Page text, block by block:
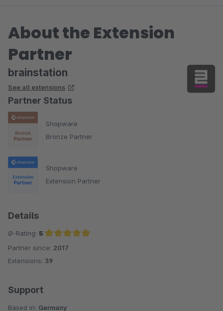
About the Extension
Partner
brainstation
See all extensions
Partner Status
Shopware
Bronze Partner
Shopware
Extension Partner
Details
Ø-Rating: 5
Average rating of 5 out of 5 stars
Partner since: 2017
Extensions: 39
Support
Based in: Germany